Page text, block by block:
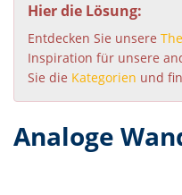
Hier die Lösung:
Entdecken Sie unsere
Inspiration für unsere
Sie die Kategorien und
Analoge